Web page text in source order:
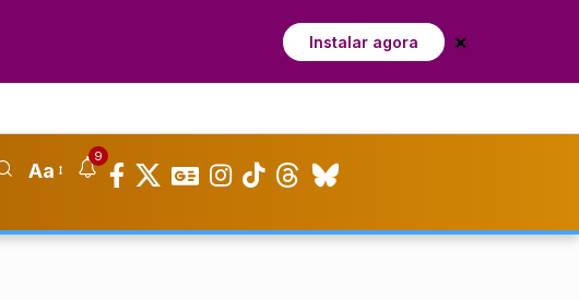
Instalar agora ×
Aa
9